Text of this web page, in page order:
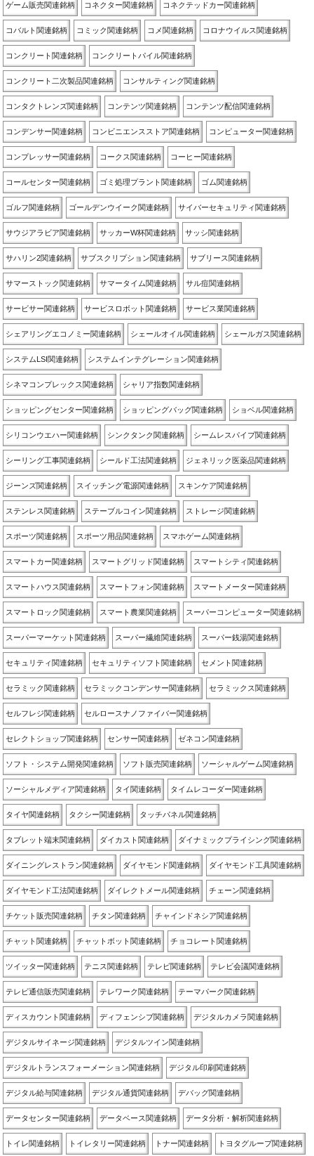
ゲーム販売関連銘柄 コネクター関連銘柄 コネクテッドカー関連銘柄
コバルト関連銘柄 コミック関連銘柄 コメ関連銘柄 コロナウイルス関連銘柄
コンクリート関連銘柄 コンクリートパイル関連銘柄
コンクリート二次製品関連銘柄 コンサルティング関連銘柄
コンタクトレンズ関連銘柄 コンテンツ関連銘柄 コンテンツ配信関連銘柄
コンデンサー関連銘柄 コンビニエンスストア関連銘柄 コンピューター関連銘柄
コンプレッサー関連銘柄 コークス関連銘柄 コーヒー関連銘柄
コールセンター関連銘柄 ゴミ処理プラント関連銘柄 ゴム関連銘柄
ゴルフ関連銘柄 ゴールデンウイーク関連銘柄 サイバーセキュリティ関連銘柄
サウジアラビア関連銘柄 サッカーW杯関連銘柄 サッシ関連銘柄
サハリン2関連銘柄 サブスクリプション関連銘柄 サブリース関連銘柄
サマーストック関連銘柄 サマータイム関連銘柄 サル痘関連銘柄
サービサー関連銘柄 サービスロボット関連銘柄 サービス業関連銘柄
シェアリングエコノミー関連銘柄 シェールオイル関連銘柄 シェールガス関連銘柄
システムLSI関連銘柄 システムインテグレーション関連銘柄
シネマコンプレックス関連銘柄 シャリア指数関連銘柄
ショッピングセンター関連銘柄 ショッピングバッグ関連銘柄 ショベル関連銘柄
シリコンウエハー関連銘柄 シンクタンク関連銘柄 シームレスパイプ関連銘柄
シーリング工事関連銘柄 シールド工法関連銘柄 ジェネリック医薬品関連銘柄
ジーンズ関連銘柄 スイッチング電源関連銘柄 スキンケア関連銘柄
ステンレス関連銘柄 ステーブルコイン関連銘柄 ストレージ関連銘柄
スポーツ関連銘柄 スポーツ用品関連銘柄 スマホゲーム関連銘柄
スマートカー関連銘柄 スマートグリッド関連銘柄 スマートシティ関連銘柄
スマートハウス関連銘柄 スマートフォン関連銘柄 スマートメーター関連銘柄
スマートロック関連銘柄 スマート農業関連銘柄 スーパーコンピューター関連銘柄
スーパーマーケット関連銘柄 スーパー繊維関連銘柄 スーパー銭湯関連銘柄
セキュリティ関連銘柄 セキュリティソフト関連銘柄 セメント関連銘柄
セラミック関連銘柄 セラミックコンデンサー関連銘柄 セラミックス関連銘柄
セルフレジ関連銘柄 セルロースナノファイバー関連銘柄
セレクトショップ関連銘柄 センサー関連銘柄 ゼネコン関連銘柄
ソフト・システム開発関連銘柄 ソフト販売関連銘柄 ソーシャルゲーム関連銘柄
ソーシャルメディア関連銘柄 タイ関連銘柄 タイムレコーダー関連銘柄
タイヤ関連銘柄 タクシー関連銘柄 タッチパネル関連銘柄
タブレット端末関連銘柄 ダイカスト関連銘柄 ダイナミックプライシング関連銘柄
ダイニングレストラン関連銘柄 ダイヤモンド関連銘柄 ダイヤモンド工具関連銘柄
ダイヤモンド工法関連銘柄 ダイレクトメール関連銘柄 チェーン関連銘柄
チケット販売関連銘柄 チタン関連銘柄 チャインドネシア関連銘柄
チャット関連銘柄 チャットボット関連銘柄 チョコレート関連銘柄
ツイッター関連銘柄 テニス関連銘柄 テレビ関連銘柄 テレビ会議関連銘柄
テレビ通信販売関連銘柄 テレワーク関連銘柄 テーマパーク関連銘柄
ディスカウント関連銘柄 ディフェンシブ関連銘柄 デジタルカメラ関連銘柄
デジタルサイネージ関連銘柄 デジタルツイン関連銘柄
デジタルトランスフォーメーション関連銘柄 デジタル印刷関連銘柄
デジタル給与関連銘柄 デジタル通貨関連銘柄 デバッグ関連銘柄
データセンター関連銘柄 データベース関連銘柄 データ分析・解析関連銘柄
トイレ関連銘柄 トイレタリー関連銘柄 トナー関連銘柄 トヨタグループ関連銘柄